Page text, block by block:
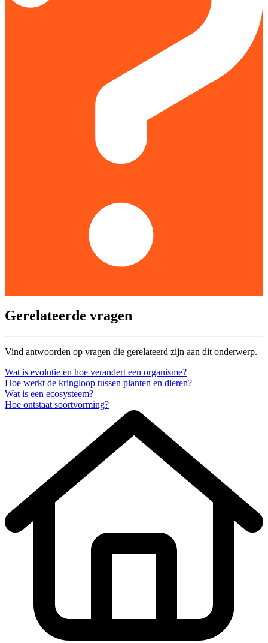
Gerelateerde vragen
Vind antwoorden op vragen die gerelateerd zijn aan dit onderwerp.
Wat is evolutie en hoe verandert een organisme?
Hoe werkt de kringloop tussen planten en dieren?
Wat is een ecosysteem?
Hoe ontstaat soortvorming?